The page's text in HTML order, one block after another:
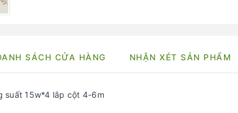
SÁCH CỬA HÀNG NHẬN XÉT SẢN PHẨM
suất 15w*4 lắp cột 4-6m